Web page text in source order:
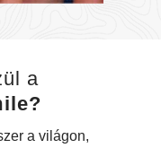
a
a világon,